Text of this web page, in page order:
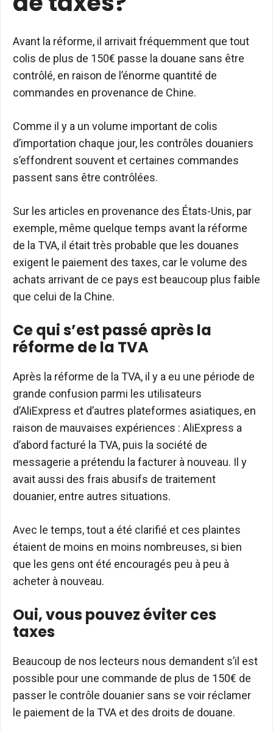
Avant la réforme, il arrivait fréquemment que tout
colis de plus de 150€ passe la douane sans être
contrôlé, en raison de l’énorme quantité de
commandes en provenance de Chine.
Comme il y a un volume important de colis
d’importation chaque jour, les contrôles douaniers
s’effondrent souvent et certaines commandes
passent sans être contrôlées.
Sur les articles en provenance des États-Unis, par
exemple, même quelque temps avant la réforme
de la TVA, il était très probable que les douanes
exigent le paiement des taxes, car le volume des
achats arrivant de ce pays est beaucoup plus faible
que celui de la Chine.
Ce qui s’est passé après la
réforme de la TVA
Après la réforme de la TVA, il y a eu une période de
grande confusion parmi les utilisateurs
d’AliExpress et d’autres plateformes asiatiques, en
raison de mauvaises expériences : AliExpress a
d’abord facturé la TVA, puis la société de
messagerie a prétendu la facturer à nouveau. Il y
avait aussi des frais abusifs de traitement
douanier, entre autres situations.
Avec le temps, tout a été clarifié et ces plaintes
étaient de moins en moins nombreuses, si bien
que les gens ont été encouragés peu à peu à
acheter à nouveau.
Oui, vous pouvez éviter ces
taxes
Beaucoup de nos lecteurs nous demandent s’il est
possible pour une commande de plus de 150€ de
passer le contrôle douanier sans se voir réclamer
le paiement de la TVA et des droits de douane.